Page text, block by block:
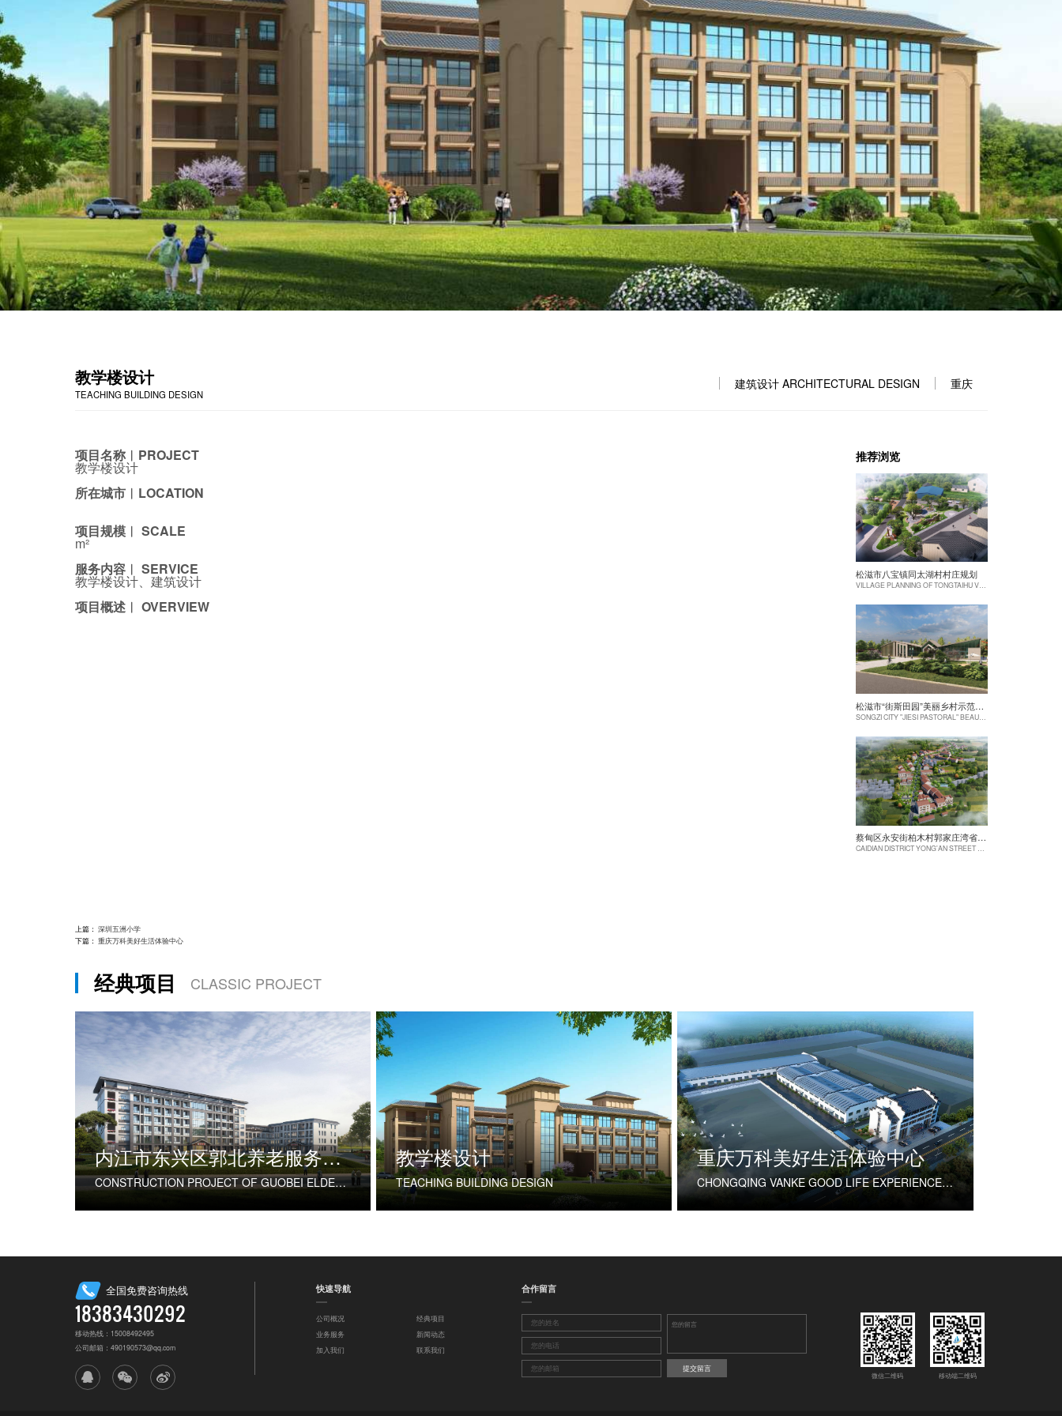
教学楼设计
TEACHING BUILDING DESIGN
建筑设计 ARCHITECTURAL DESIGN 重庆
项目名称︱PROJECT
教学楼设计
所在城市︱LOCATION
项目规模︱ SCALE
m²
服务内容︱ SERVICE
教学楼设计、建筑设计
项目概述︱ OVERVIEW
上篇： 深圳五洲小学
下篇： 重庆万科美好生活体验中心
推荐浏览
松滋市八宝镇同太湖村村庄规划
松滋市“街斯田园”美丽乡村示范片建设项目
蔡甸区永安街柏木村郭家庄湾省级美丽乡村试点建设项目
CAIDIAN DISTRICT YONG'AN STREET CYPRESS VILLAGE GUOJIAZHUANG BAY PROVINCIAL BEAUTIFUL VILLAGE PILOT CONSTRUCTION PROJECT
经典项目 CLASSIC PROJECT
内江市东兴区郭北养老服务中心建设项目
CONSTRUCTION PROJECT OF GUOBEI ELDERLY SERVICE CENTER IN DONGXING DISTRICT, NEIJIANG CITY
教学楼设计
TEACHING BUILDING DESIGN
重庆万科美好生活体验中心
CHONGQING VANKE GOOD LIFE EXPERIENCE CENTER
全国免费咨询热线
18383430292
移动热线：15008492495
公司邮箱：490190573@qq.com
快速导航
公司概况
经典项目
业务服务
新闻动态
加入我们
联系我们
合作留言
提交留言
微信二维码 移动端二维码